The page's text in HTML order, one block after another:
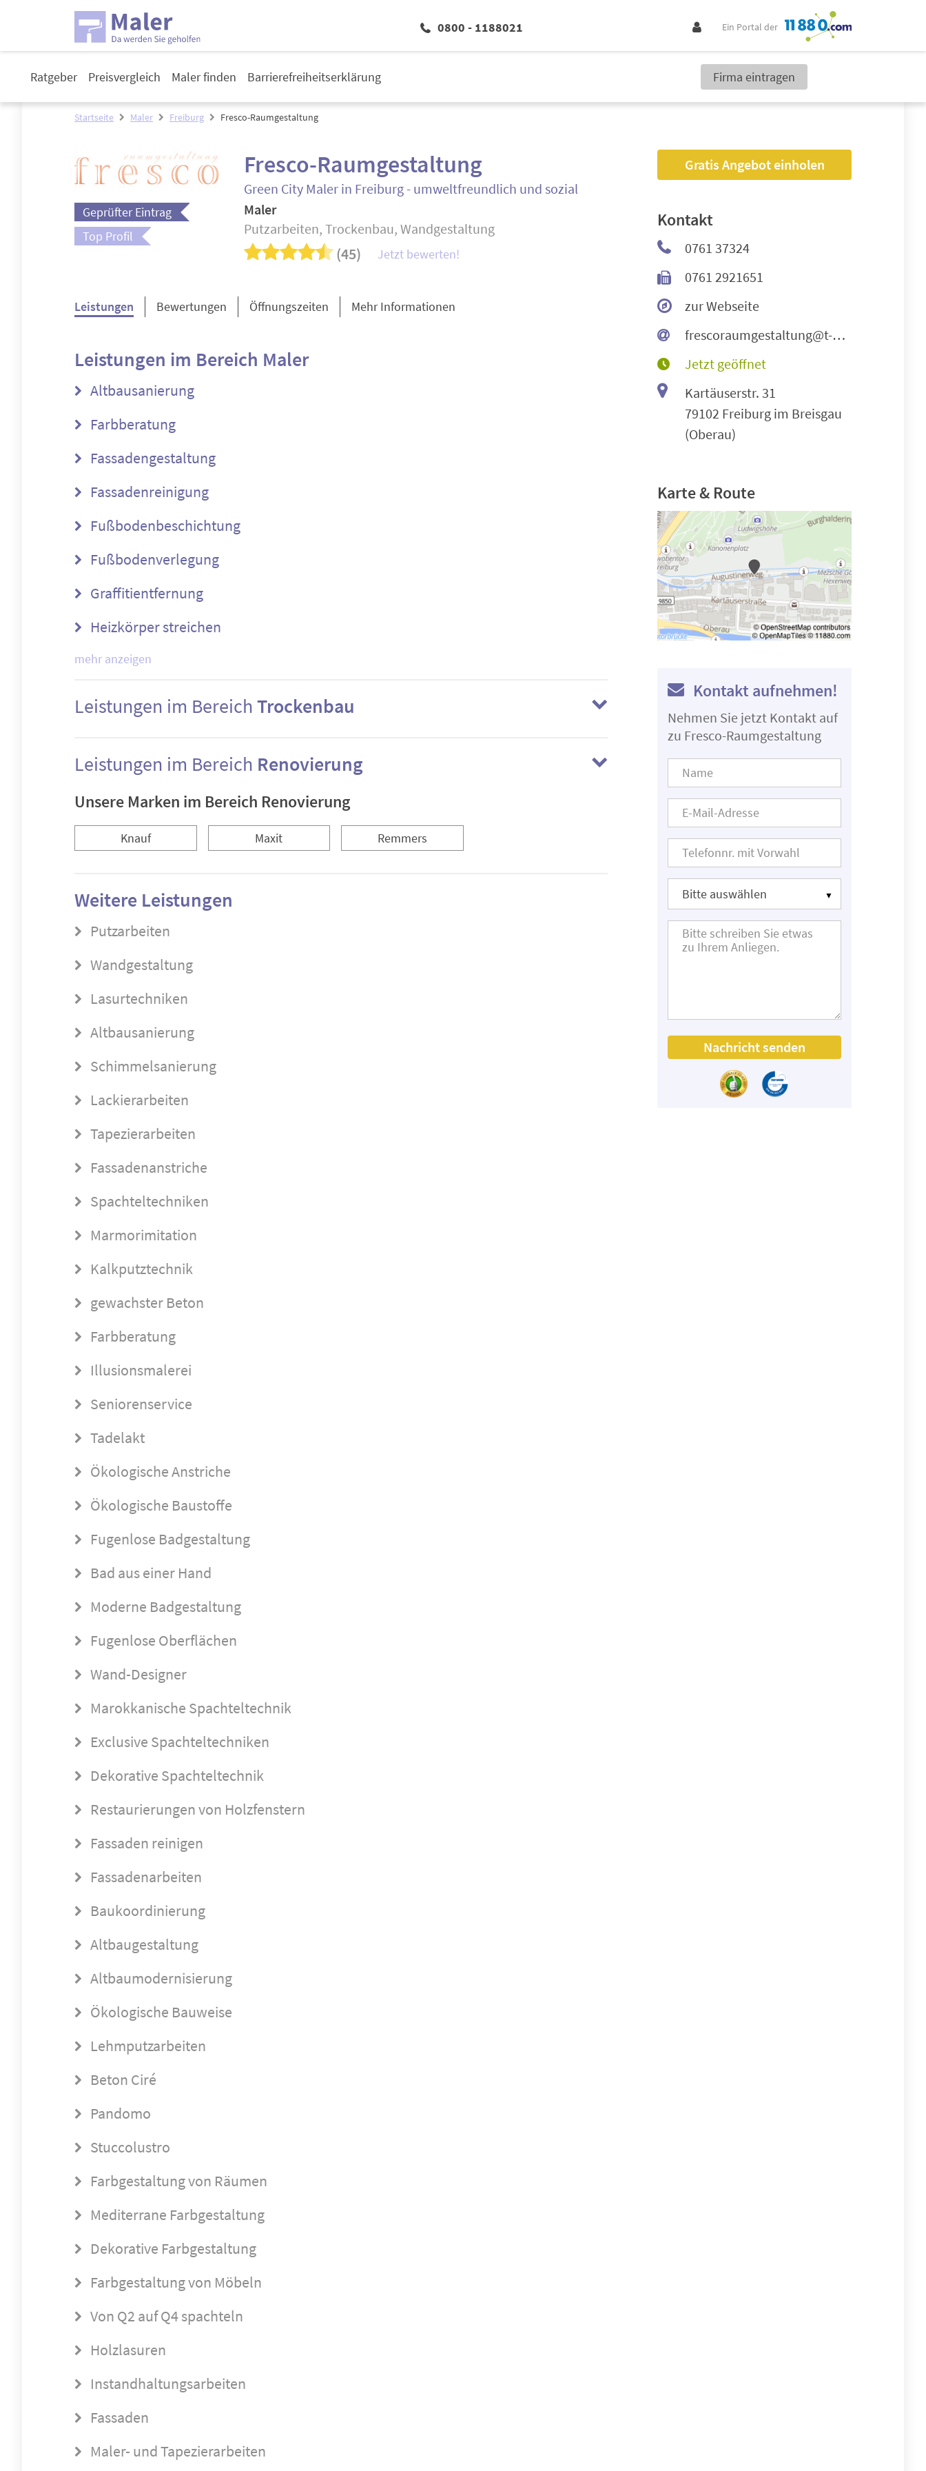
0800 - 1188021 Ein Portal der
Ratgeber Preisvergleich Maler finden Barrierefreiheitserklärung Firma eintragen
Startseite Maler Freiburg Fresco-Raumgestaltung
Fresco-Raumgestaltung
Green City Maler in Freiburg - umweltfreundlich und sozial
Maler
Putzarbeiten, Trockenbau, Wandgestaltung
(45) Jetzt bewerten!
Geprüfter Eintrag
Top Profil
Leistungen Bewertungen Öffnungszeiten Mehr Informationen
Leistungen im Bereich Maler
Altbausanierung
Farbberatung
Fassadengestaltung
Fassadenreinigung
Fußbodenbeschichtung
Fußbodenverlegung
Graffitientfernung
Heizkörper streichen
mehr anzeigen
Leistungen im BereichTrockenbau
Leistungen im Bereich Renovierung
Unsere Marken im Bereich Renovierung
Knauf Maxit Remmers
Weitere Leistungen
Putzarbeiten
Wandgestaltung
Lasurtechniken
Altbausanierung
Schimmelsanierung
Lackierarbeiten
Tapezierarbeiten
Fassadenanstriche
Spachteltechniken
Marmorimitation
Kalkputztechnik
gewachster Beton
Farbberatung
Illusionsmalerei
Seniorenservice
Tadelakt
Ökologische Anstriche
Ökologische Baustoffe
Fugenlose Badgestaltung
Bad aus einer Hand
Moderne Badgestaltung
Fugenlose Oberflächen
Wand-Designer
Marokkanische Spachteltechnik
Exclusive Spachteltechniken
Dekorative Spachteltechnik
Restaurierungen von Holzfenstern
Fassaden reinigen
Fassadenarbeiten
Baukoordinierung
Altbaugestaltung
Altbaumodernisierung
Ökologische Bauweise
Lehmputzarbeiten
Beton Ciré
Pandomo
Stuccolustro
Farbgestaltung von Räumen
Mediterrane Farbgestaltung
Dekorative Farbgestaltung
Farbgestaltung von Möbeln
Von Q2 auf Q4 spachteln
Holzlasuren
Instandhaltungsarbeiten
Fassaden
Maler- und Tapezierarbeiten
Gratis Angebot einholen
Kontakt
0761 37324
0761 2921651
zur Webseite
frescoraumgestaltung@t-online.de
Jetzt geöffnet
Kartäuserstr. 31
79102 Freiburg im Breisgau
(Oberau)
Karte & Route
Kontakt aufnehmen!
Nehmen Sie jetzt Kontakt auf
zu Fresco-Raumgestaltung
Nachricht senden